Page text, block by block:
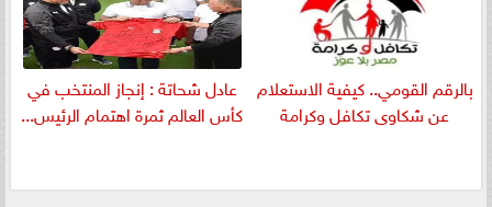
بالرقم القومي.. كيفية الاستعلام
عن شكاوى تكافل وكرامة
عادل شحاتة : إنجاز المنتخب في
كأس العالم ثمرة اهتمام الرئيس...